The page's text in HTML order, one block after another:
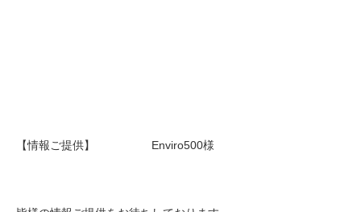
【情報ご提供】 Enviro500様